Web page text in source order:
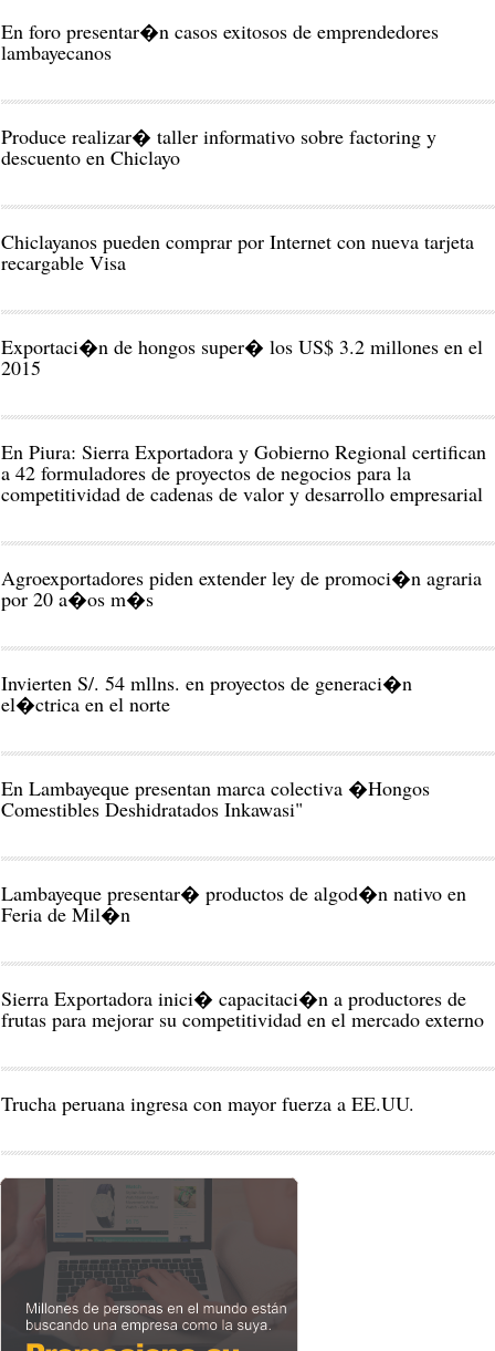
En foro presentar�n casos exitosos de emprendedores
lambayecanos
Produce realizar� taller informativo sobre factoring y
descuento en Chiclayo
Chiclayanos pueden comprar por Internet con nueva tarjeta
recargable Visa
Exportaci�n de hongos super� los US$ 3.2 millones en el
2015
En Piura: Sierra Exportadora y Gobierno Regional certifican
a 42 formuladores de proyectos de negocios para la
Agroexportadores piden extender ley de promoci�n agraria
por 20 a�os m�s
Invierten S/. 54 mllns. en proyectos de generaci�n
el�ctrica en el norte
En Lambayeque presentan marca colectiva �Hongos
Comestibles Deshidratados Inkawasi"
Lambayeque presentar� productos de algod�n nativo en
Feria de Mil�n
Sierra Exportadora inici� capacitaci�n a productores de
frutas para mejorar su competitividad en el mercado externo